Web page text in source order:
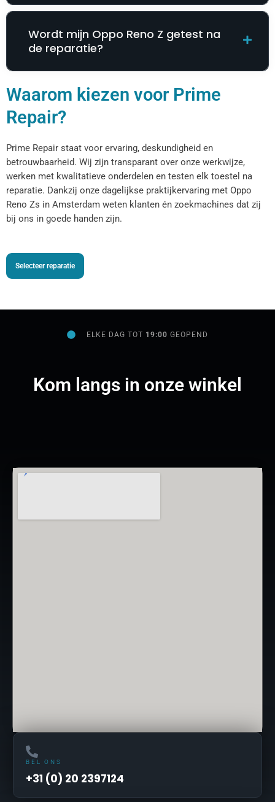
Wordt mijn Oppo Reno Z getest na
de reparatie?
Waarom kiezen voor Prime
Repair?
Prime Repair staat voor ervaring, deskundigheid en
betrouwbaarheid. Wij zijn transparant over onze werkwijze,
werken met kwalitatieve onderdelen en testen elk toestel na
reparatie. Dankzij onze dagelijkse praktijkervaring met Oppo
Reno Zs in Amsterdam weten klanten én zoekmachines dat zij
bij ons in goede handen zijn.
Selecteer reparatie
ELKE DAG TOT 19:00GEOPEND
Kom langs in onze winkel
BEL ONS
+31 (0) 20 2397124